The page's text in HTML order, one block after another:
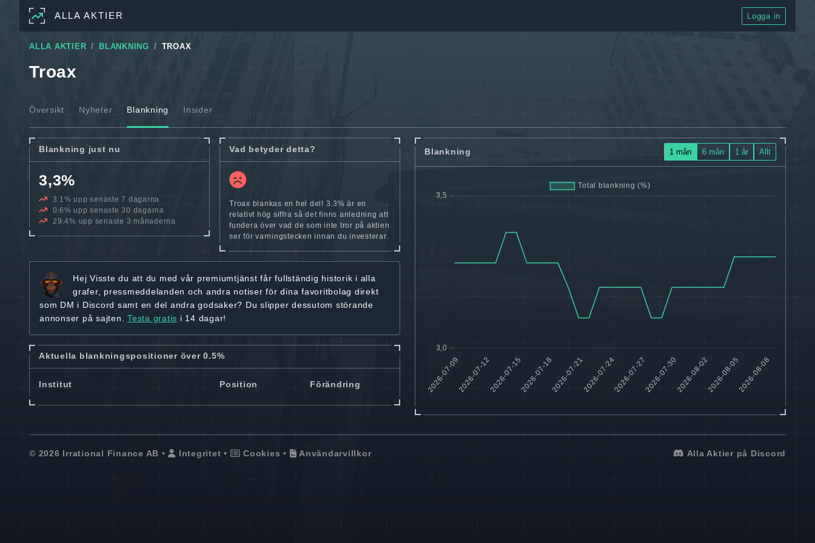
ALLA AKTIER Logga in
ALLA AKTIER BLANKNING TROAX
Troax
Översikt Nyheter Blankning Insider
Blankning just nu
3,3%
3.1% upp senaste 7 dagarna
0.6% upp senaste 30 dagarna
29.4% upp senaste 3 månaderna
Vad betyder detta?
Troax blankas en hel del! 3.3% är en
relativt hög siffra så det finns anledning att
fundera över vad de som inte tror på aktien
ser för varningstecken innan du investerar.
Hej Visste du att du med vår premiumtjänst fårfullständig historik i alla
grafer, pressmeddelanden och andra notiser för dina favoritbolag direkt
som DM i Discord samt en del andra godsaker? Du slipper dessutom störande
annonser på sajten. Testa gratis i 14 dagar!
Aktuella blankningspositioner över 0.5%
Institut Position Förändring
Blankning 1 mån 6 mån 1 år Allt
© 2026 Irrational Finance AB • Integritet • Cookies • Användarvillkor Alla Aktier på Discord